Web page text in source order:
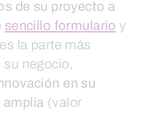
de su proyecto a
sencillo formulario y
la parte más
su negocio,
en su
amplia (valor